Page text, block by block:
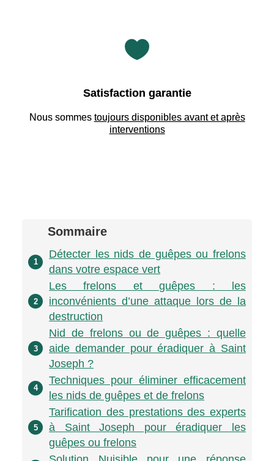

Satisfaction garantie
Nous sommes toujours disponibles avant et après
interventions
Sommaire
1
Détecter les nids de guêpes ou frelons
dans votre espace vert
2
Les frelons et guêpes : les
inconvénients d’une attaque lors de la
destruction
3
Nid de frelons ou de guêpes : quelle
aide demander pour éradiquer à Saint
Joseph ?
4
Techniques pour éliminer efficacement
les nids de guêpes et de frelons
5
Tarification des prestations des experts
à Saint Joseph pour éradiquer les
guêpes ou frelons